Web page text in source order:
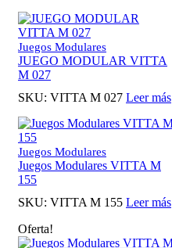
Juegos Modulares
JUEGO MODULAR VITTA
M 027
SKU: VITTA M 027 Leer más
Juegos Modulares
Juegos Modulares VITTA M
155
SKU: VITTA M 155 Leer más
Oferta!